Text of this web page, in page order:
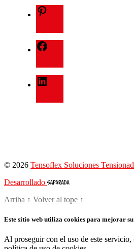
© 2026 Tensoflex Soluciones
Desarrollado
Arriba ↑ Volver al tope ↑
Este sitio web utiliza cookies para mejorar
Al proseguir con el uso de este servicio,